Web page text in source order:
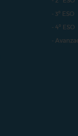
- 3º ESO
- 4º ESO
-